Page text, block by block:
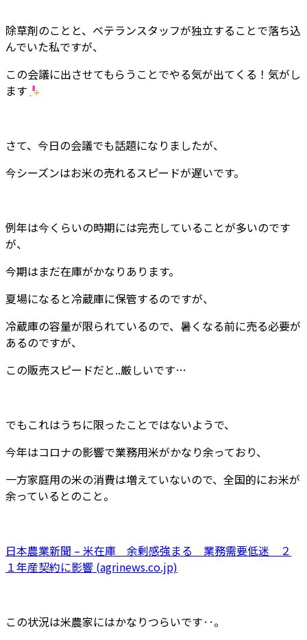
除草剤のことと、ベテランスタッフが独立することで落ち込
んでいた私ですが、
この会議に出させてもらうことでやる気が出てくる！気がし
ます
さて、今日の会議でも話題になりましたが、
今シーズンはお米の売れるスピードが遅いです。
例年は今くらいの時期には完売していることが多いのです
が、
今期はまだ在庫がかなりあります。
夏場になると冷蔵庫に保管するのですが、
冷蔵庫の容量が限られているので、暑くなる前に売る必要が
あるのですが、
この販売スピードだと..厳しいです…
でもこれはうちに限ったことではないようで、
今年はコロナの影響で業務用米がかなり余っており、
一方家庭用の米の消費は増えていないので、全国的にお米が
余っているとのこと。
日本農業新聞 – 米在庫 余剰感強まる 業務需要低迷 ２
１年産契約に影響 (agrinews.co.jp)
この状況は米農家にはかなりつらいです‥。